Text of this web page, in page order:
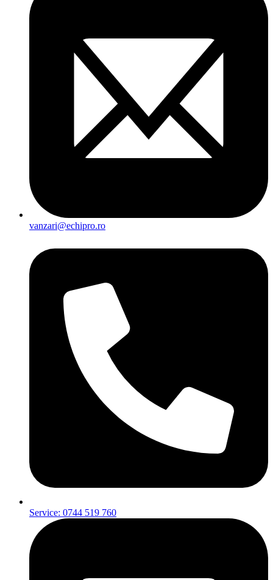
vanzari@echipro.ro
Service: 0744 519 760